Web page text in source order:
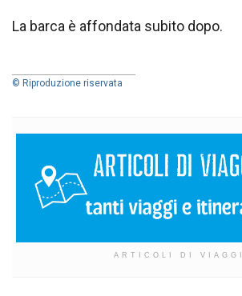
La barca è affondata subito dopo.
© Riproduzione riservata
ARTICOLI DI VIAGGI